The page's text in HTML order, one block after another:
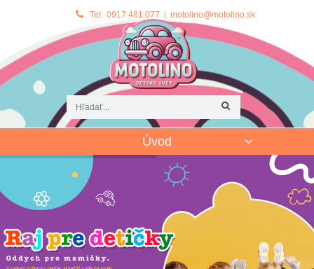
Tel: 0917 481 077 | motolino@motolino.sk
Úvod